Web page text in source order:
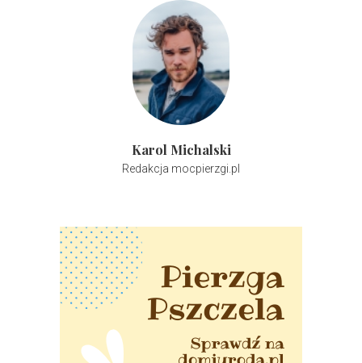
Karol Michalski
Redakcja mocpierzgi.pl